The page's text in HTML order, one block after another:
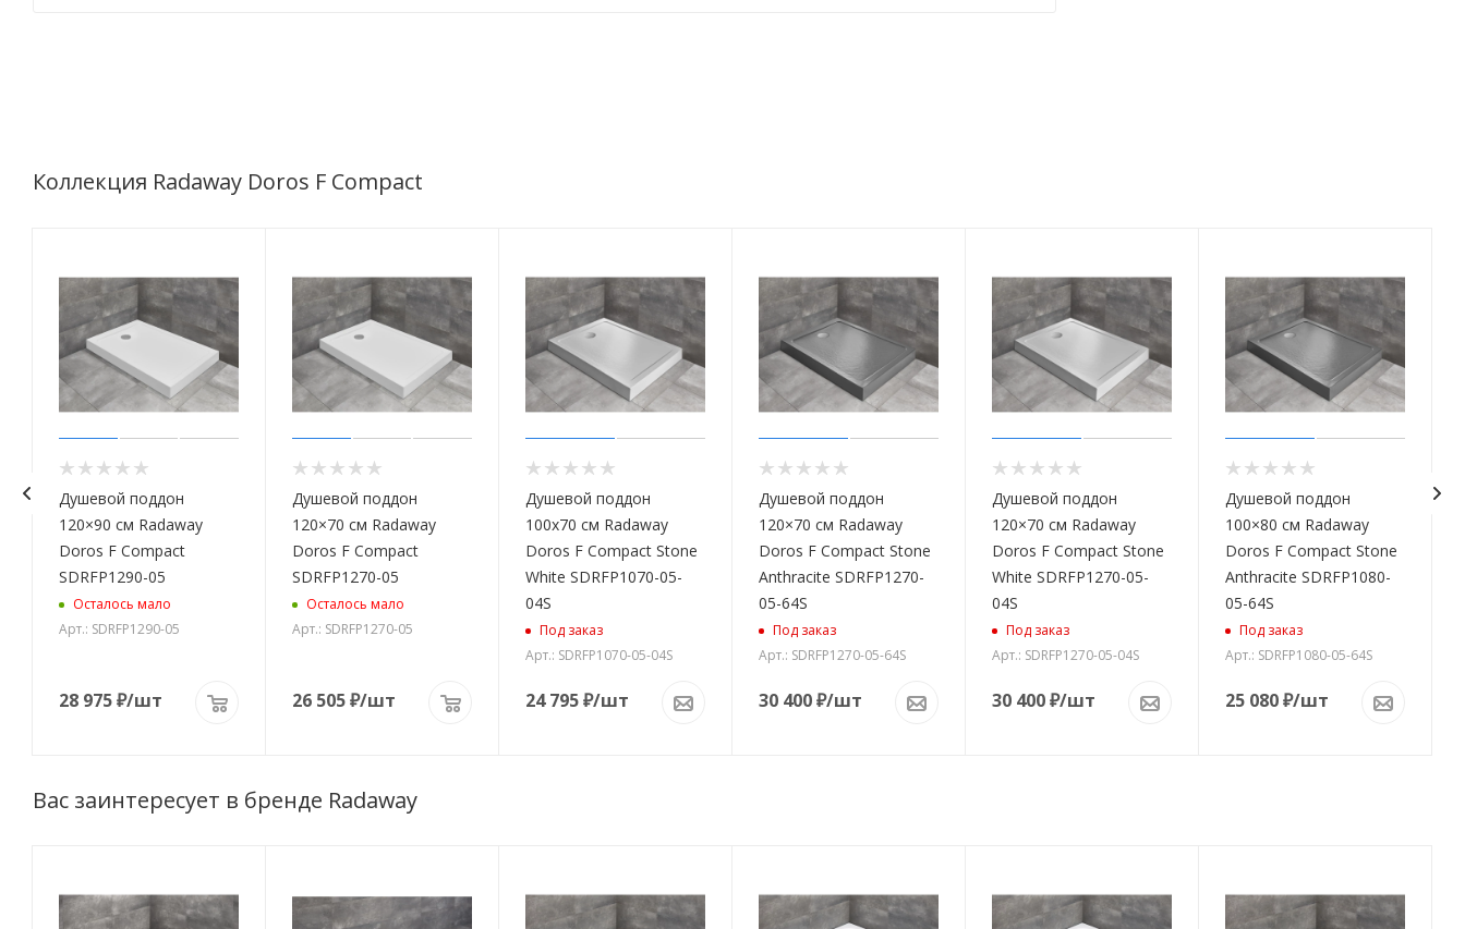
Коллекция Radaway Doros F Compact
Душевой поддон
120×90 см Radaway
Doros F Compact
SDRFP1290-05
Осталось мало
Арт.: SDRFP1290-05
28 975₽/шт
Душевой поддон
120×70 см Radaway
Doros F Compact
SDRFP1270-05
Осталось мало
Арт.: SDRFP1270-05
26 505₽/шт
Душевой поддон
100x70 см Radaway
Doros F Compact Stone
White SDRFP1070-05-
04S
Под заказ
Арт.: SDRFP1070-05-04S
24 795₽/шт
Душевой поддон
120×70 см Radaway
Doros F Compact Stone
Anthracite SDRFP1270-
05-64S
Под заказ
Арт.: SDRFP1270-05-64S
30 400₽/шт
Душевой поддон
120×70 см Radaway
Doros F Compact Stone
White SDRFP1270-05-
04S
Под заказ
Арт.: SDRFP1270-05-04S
30 400₽/шт
Душевой поддон
100×80 см Radaway
Doros F Compact Stone
Anthracite SDRFP1080-
05-64S
Под заказ
Арт.: SDRFP1080-05-64S
25 080₽/шт
Вас заинтересует в бренде Radaway